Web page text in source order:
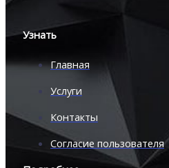
Узнать
Главная
Услуги
Контакты
Согласие пользователя